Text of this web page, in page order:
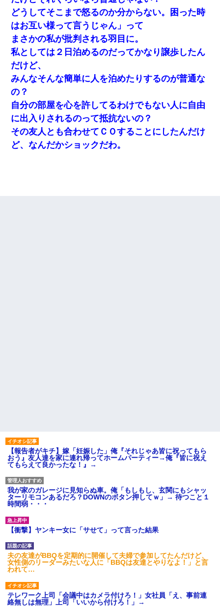
どうしてそこまで怒るのか分からない。困った時
はお互い様って言うじゃん」って
まさかの私が批判される羽目に。
私としては２日泊めるのだってかなり譲歩したん
だけど、
みんなそんな簡単に人を泊めたりするのが普通な
の？
自分の部屋を心を許してるわけでもない人に自由
に出入りされるのって抵抗ないの？
その友人とも合わせてＣＯすることにしたんだけ
ど、なんだかショックだわ。
【報告者がキチ】嫁「妊娠した」俺『それじゃあ皆に祝ってもら
おう』友人達を家に連れ帰ってホームパーティー→俺『皆に祝え
てもらえて良かったな！』→
我が家のガレージに見知らぬ車。俺「もしもし、玄関にもシャッ
ターリモコンあるだろ？DOWNのボタン押してｗ」→ 待つこと１
時間弱・・・
【衝撃】ヤンキー女に「サせて」って言った結果
夫の友達がBBQを定期的に開催して夫婦で参加してたんだけど、
女性側のリーダーみたいな人に「BBQは友達とやりなよ！」と言
われて…
テレワーク上司「会議中はカメラ付けろ！」女社員「え、事前連
絡無しは無理」上司「いいから付けろ！」→